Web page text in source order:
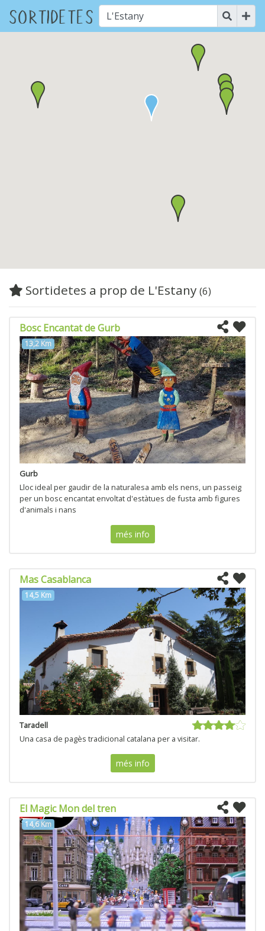
Sortidetes a prop de L'Estany (6)
Bosc Encantat de Gurb
13,2 Km
Gurb
Lloc ideal per gaudir de la naturalesa amb els nens, un passeig
per un bosc encantat envoltat d'estàtues de fusta amb figures
d'animals i nans
més info
Mas Casablanca
14,5 Km
Taradell
Una casa de pagès tradicional catalana per a visitar.
més info
El Magic Mon del tren
14,6 Km